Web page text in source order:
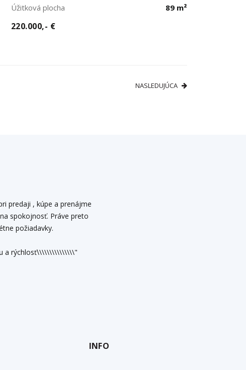
Úžitková plocha
89 m²
220.000,- €
NASLEDUJÚCA
predaji , kúpe a prenájme
spokojnosť. Práve preto
požiadavky.
a rýchlosť\\\\\\\\\\\\\\\"
INFO